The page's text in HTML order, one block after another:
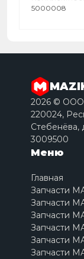
5000008
2026 © ООО
220024,
Стебенёва,
3009500
Меню
Главная
Запчасти
Запчасти
Запчасти
Запчасти
Запчасти
Запчасти